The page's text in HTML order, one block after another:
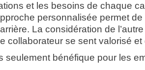
et les besoins de chaque
personnalisée permet
La considération de
collaborateur se sent valorisé et
seulement bénéfique pour les